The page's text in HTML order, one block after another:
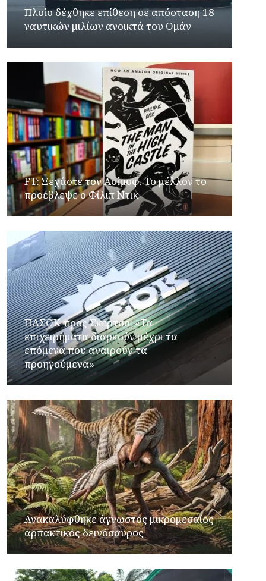
Πλοίο δέχθηκε επίθεση σε απόσταση 18
ναυτικών μιλίων ανοικτά του Ομάν
FT: Ξεχάστε τον Ασίμοφ. Το μέλλον το
προέβλεψε ο Φίλιπ Ντικ
ΠΑΣΟΚ προς Σκέρτσο: «Τα
επιχειρήματα διαρκούν μέχρι τα
επόμενα που αναιρούν τα
προηγούμενα»
Ανακαλύφθηκε άγνωστος μικρομεσαίος
αρπακτικός δεινόσαυρος